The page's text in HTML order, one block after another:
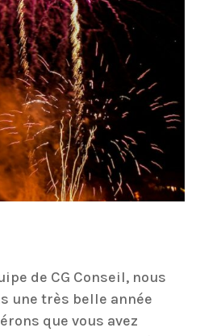
de CG Conseil, nous
une très belle année
que vous avez